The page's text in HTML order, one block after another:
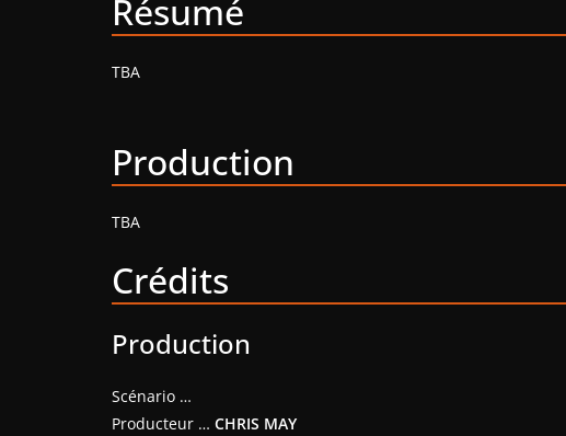
Résumé
TBA
Production
TBA
Crédits
Production
Scénario …
Producteur … CHRIS MAY